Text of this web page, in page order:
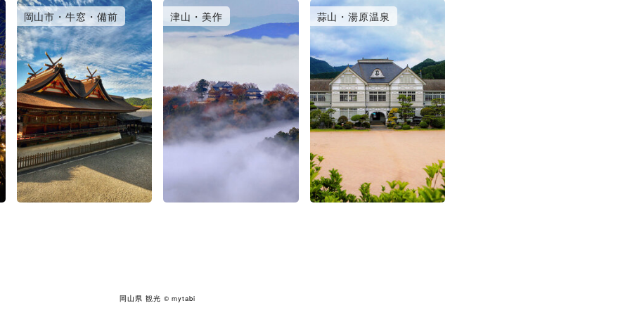
岡山市・牛窓・備前 津山・美作 蒜山・湯原温泉
岡山県 観光 © mytabi